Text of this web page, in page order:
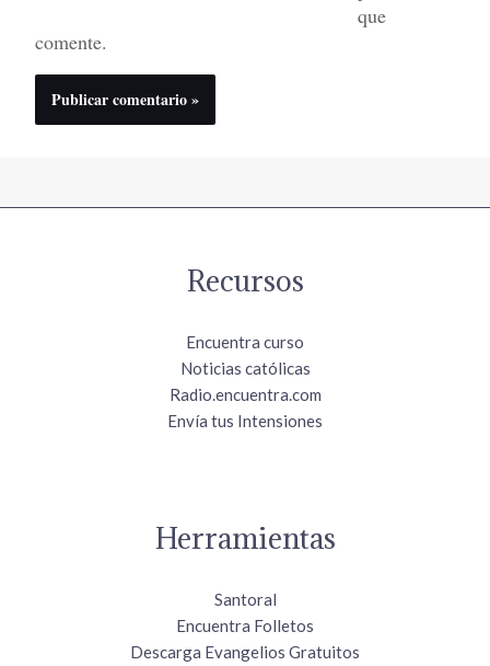
que
comente.
Recursos
Encuentra curso
Noticias católicas
Radio.encuentra.com
Envía tus Intensiones
Herramientas
Santoral
Encuentra Folletos
Descarga Evangelios Gratuitos